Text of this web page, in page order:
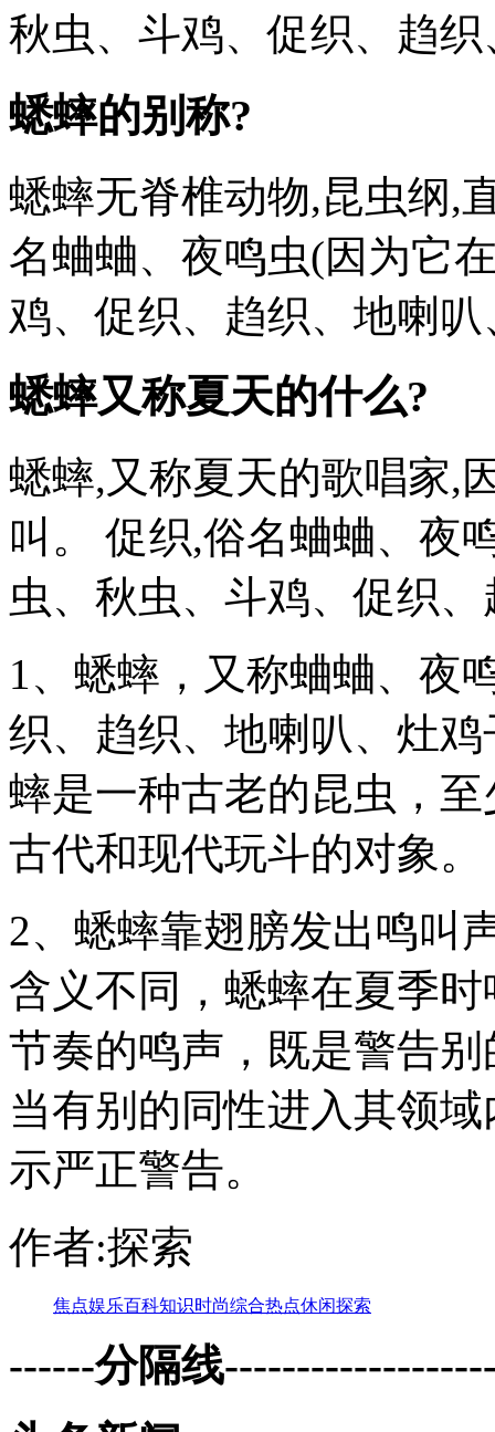
秋虫、斗鸡、促织、趋
蟋蟀的别称?
蟋蟀无脊椎动物,昆虫纲,
名蛐蛐、夜鸣虫(因为它
鸡、促织、趋织、地喇
蟋蟀又称夏天的什么?
蟋蟀,又称夏天的歌唱家,
叫。 促织,俗名蛐蛐、夜
虫、秋虫、斗鸡、促织
1、蟋蟀，又称蛐蛐、夜
织、趋织、地喇叭、灶
蟀是一种古老的昆虫，
古代和现代玩斗的对象。
2、蟋蟀靠翅膀发出鸣叫
含义不同，蟋蟀在夏季
节奏的鸣声，既是警告
当有别的同性进入其领
示严正警告。
作者:探索
焦点娱乐百科知识时尚综合热点休闲探索
------分隔线